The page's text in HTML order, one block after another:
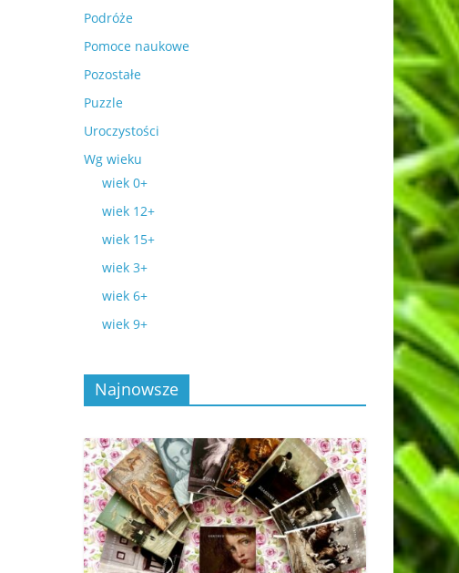
Podróże
Pomoce naukowe
Pozostałe
Puzzle
Uroczystości
Wg wieku
wiek 0+
wiek 12+
wiek 15+
wiek 3+
wiek 6+
wiek 9+
Najnowsze